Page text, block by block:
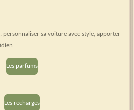
sa voiture avec style, apporter
Les parfums
Les recharges